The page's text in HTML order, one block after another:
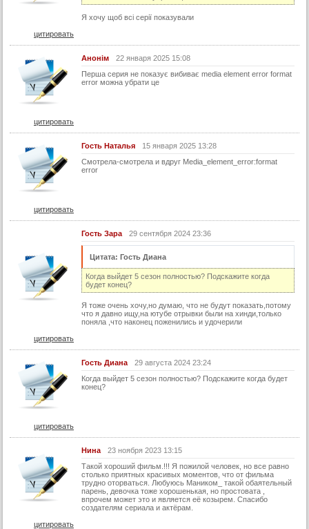
44 серия
46 серия
47 серия
49 серия
50 серия
51 серия
52 серия
56 серия
57 серия
58 серия
60 серия
62 серия
63 серия
65 серия
66 серия
67 серия
68 серия
Я хочу щоб всі серії показували
цитировать
Анонім
22 января 2025 15:08
Перша серия не показує вибиває media element error format
error можна убрати це
цитировать
Гость Наталья
15 января 2025 13:28
Смотрела-смотрела и вдруг Media_element_error:format
error
цитировать
Гость Зара 29 сентября 2024 23:36
Цитата: Гость Диана
Когда выйдет 5 сезон полностью? Подскажите когда
будет конец?
Я тоже очень хочу,но думаю, что не будут показать,потому
что я давно ищу,на ютубе отрывки были на хинди,только
поняла ,что наконец поженились и удочерили
цитировать
Гость Диана
29 августа 2024 23:24
Когда выйдет 5 сезон полностью? Подскажите когда будет
конец?
цитировать
Нина
23 ноября 2023 13:15
Такой хороший фильм.!!! Я пожилой человек, но все равно
столько приятных красивых моментов, что от фильма
трудно оторваться. Любуюсь Маником_ такой обаятельный
парень, девочка тоже хорошенькая, но простовата ,
впрочем может это и является её козырем. Спасибо
создателям сериала и актёрам.
цитировать